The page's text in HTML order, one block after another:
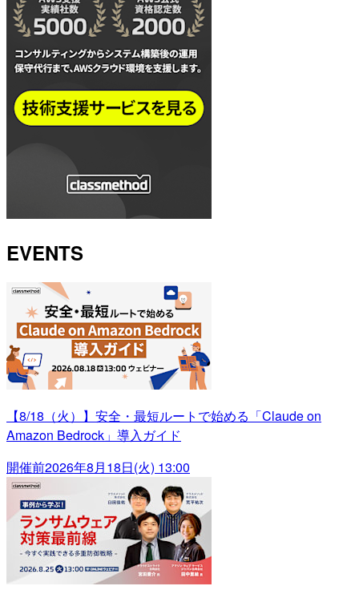
EVENTS
【8/18（火）】安全・最短ルートで始める「Claude on
Amazon Bedrock」導入ガイド
開催前2026年8月18日(火) 13:00